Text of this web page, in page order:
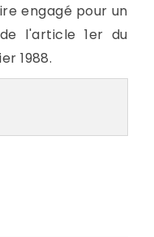
engagé pour un
l'article 1er du
1988.